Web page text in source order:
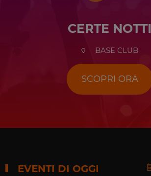
CERTE NOTTI
BASE CLUB
SCOPRI ORA
EVENTI DI OGGI